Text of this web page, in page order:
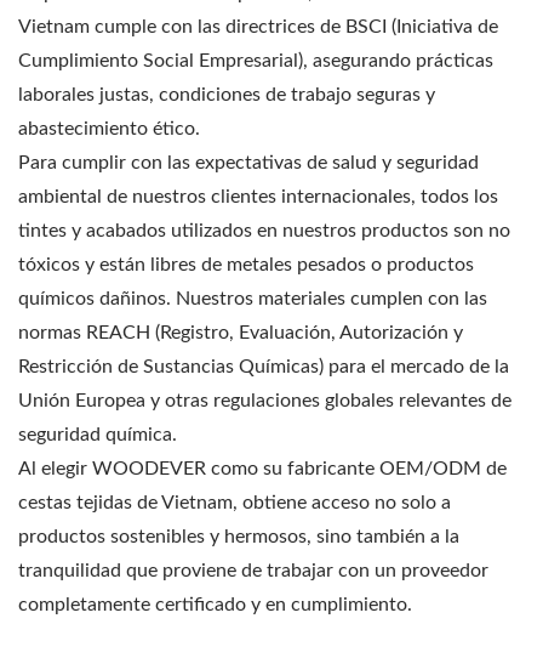
Vietnam cumple con las directrices de BSCI (Iniciativa de
Cumplimiento Social Empresarial), asegurando prácticas
laborales justas, condiciones de trabajo seguras y
abastecimiento ético.
Para cumplir con las expectativas de salud y seguridad
ambiental de nuestros clientes internacionales, todos los
tintes y acabados utilizados en nuestros productos son no
tóxicos y están libres de metales pesados o productos
químicos dañinos. Nuestros materiales cumplen con las
normas REACH (Registro, Evaluación, Autorización y
Restricción de Sustancias Químicas) para el mercado de la
Unión Europea y otras regulaciones globales relevantes de
seguridad química.
Al elegir WOODEVER como su fabricante OEM/ODM de
cestas tejidas de Vietnam, obtiene acceso no solo a
productos sostenibles y hermosos, sino también a la
tranquilidad que proviene de trabajar con un proveedor
completamente certificado y en cumplimiento.